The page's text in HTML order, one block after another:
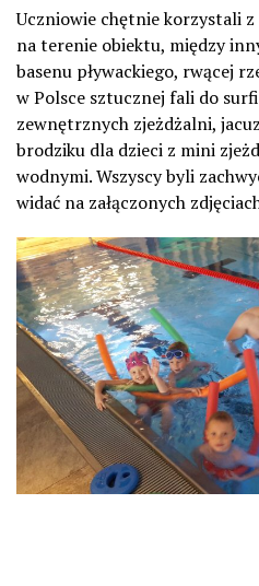
Uczniowie chętnie korzystali
na terenie obiektu, między
basenu pływackiego, rwącej
w Polsce sztucznej fali do
zewnętrznych zjeżdżalni,
brodziku dla dzieci z mini
wodnymi. Wszyscy byli
widać na załączonych